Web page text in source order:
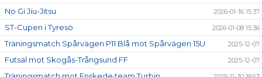
No Gi Jiu-Jitsu 2026-01-16 15:37
ST-Cupen i Tyresö 2026-01-08 15:36
Träningsmatch Spårvägen P11 Blå mot Spårvägen 15U 2025-12-07
Futsal mot Skogås-Trångsund FF 2025-12-07